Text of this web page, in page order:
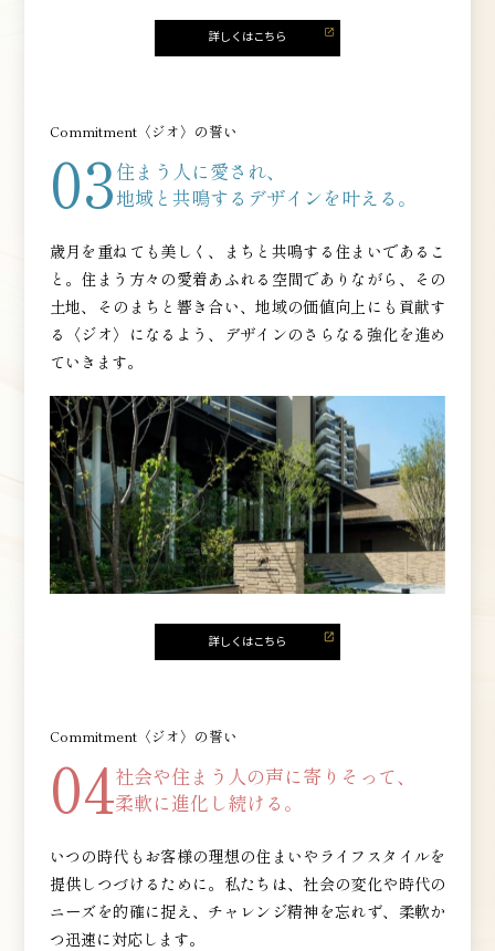
Commitment〈ジオ〉の誓い
03住まう人に愛され、
地域と共鳴する デザインを叶える。
歳月を重ねても美しく、まちと共鳴する住まいであるこ
と。住まう方々の愛着あふれる空間でありながら、その
土地、そのまちと響き合い、地域の価値向上にも貢献す
る〈ジオ〉になるよう、デザインのさらなる強化を進め
ていきます。
Commitment〈ジオ〉の誓い
04社会や住まう人の声に寄りそって、
柔軟に進化し続ける。
いつの時代もお客様の理想の住まいやライフスタイルを
提供しつづけるために。私たちは、社会の変化や時代の
ニーズを的確に捉え、チャレンジ精神を忘れず、柔軟か
つ迅速に対応します。